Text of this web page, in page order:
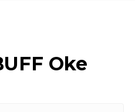
Oke